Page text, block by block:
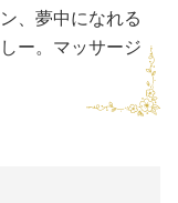
、夢中になれる
ー。マッサージ